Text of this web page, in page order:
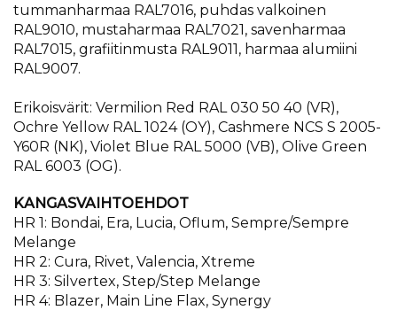
tummanharmaa RAL7016, puhdas valkoinen
RAL9010, mustaharmaa RAL7021, savenharmaa
RAL7015, grafiitinmusta RAL9011, harmaa alumiini
RAL9007.
Erikoisvärit: Vermilion Red RAL 030 50 40 (VR),
Ochre Yellow RAL 1024 (OY), Cashmere NCS S 2005-
Y60R (NK), Violet Blue RAL 5000 (VB), Olive Green
RAL 6003 (OG).
KANGASVAIHTOEHDOT
HR 1: Bondai, Era, Lucia, Oflum, Sempre/Sempre
Melange
HR 2: Cura, Rivet, Valencia, Xtreme
HR 3: Silvertex, Step/Step Melange
HR 4: Blazer, Main Line Flax, Synergy